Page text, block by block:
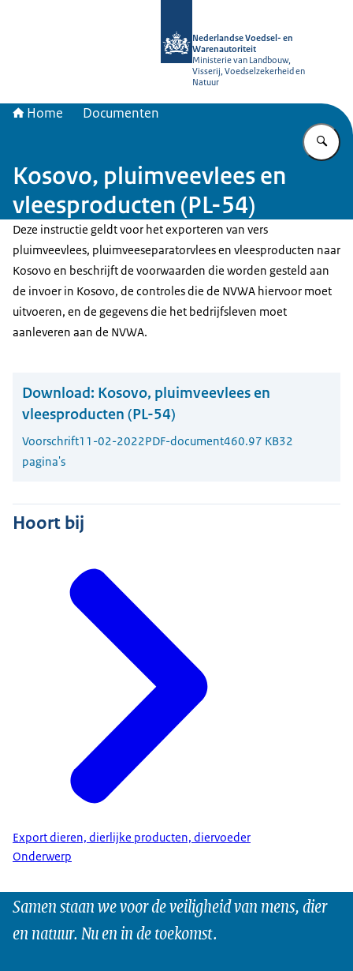
Nederlandse Voedsel- en
Warenautoriteit
Ministerie van Landbouw,
Visserij, Voedselzekerheid en
Natuur
Home Documenten
Kosovo, pluimveevlees en
vleesproducten (PL-54)
Deze instructie geldt voor het exporteren van vers
pluimveevlees, pluimveeseparatorvlees en vleesproducten naar
Kosovo en beschrijft de voorwaarden die worden gesteld aan
de invoer in Kosovo, de controles die de NVWA hiervoor moet
uitvoeren, en de gegevens die het bedrijfsleven moet
aanleveren aan de NVWA.
Download: Kosovo, pluimveevlees en
vleesproducten (PL-54)
Voorschrift11-02-2022PDF-document460.97 KB32
pagina's
Hoort bij
Export dieren, dierlijke producten, diervoeder
Onderwerp
Samen staan we voor de veiligheid van mens, dier
en natuur. Nu en in de toekomst.